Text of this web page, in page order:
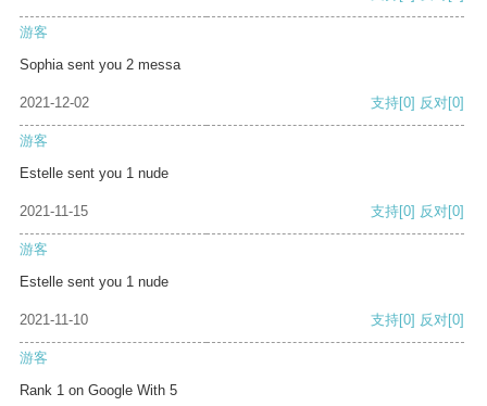
游客
Sophia sent you 2 messa
2021-12-02 支持[0] 反对[0]
游客
Estelle sent you 1 nude
2021-11-15 支持[0] 反对[0]
游客
Estelle sent you 1 nude
2021-11-10 支持[0] 反对[0]
游客
Rank 1 on Google With 5